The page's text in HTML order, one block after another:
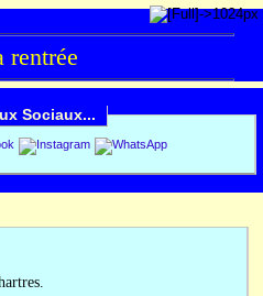
rentrée
Sociaux...